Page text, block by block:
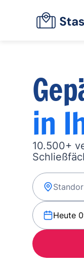
in
10.500+
Heute